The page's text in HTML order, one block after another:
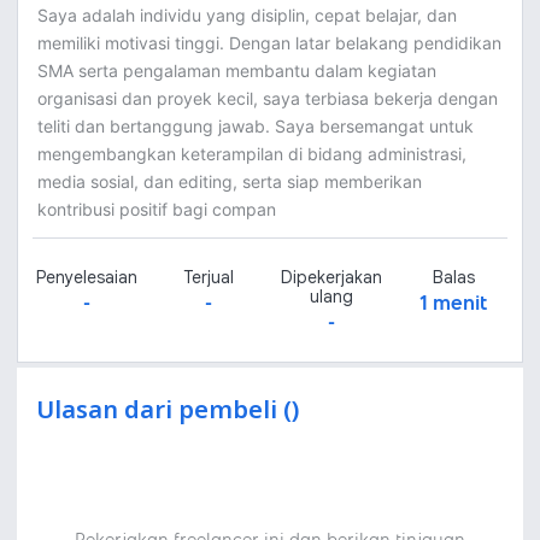
Saya adalah individu yang disiplin, cepat belajar, dan
memiliki motivasi tinggi. Dengan latar belakang pendidikan
SMA serta pengalaman membantu dalam kegiatan
organisasi dan proyek kecil, saya terbiasa bekerja dengan
teliti dan bertanggung jawab. Saya bersemangat untuk
mengembangkan keterampilan di bidang administrasi,
media sosial, dan editing, serta siap memberikan
kontribusi positif bagi compan
Penyelesaian
-
Terjual
-
Dipekerjakan
ulang
-
Balas
1 menit
Ulasan dari pembeli ()